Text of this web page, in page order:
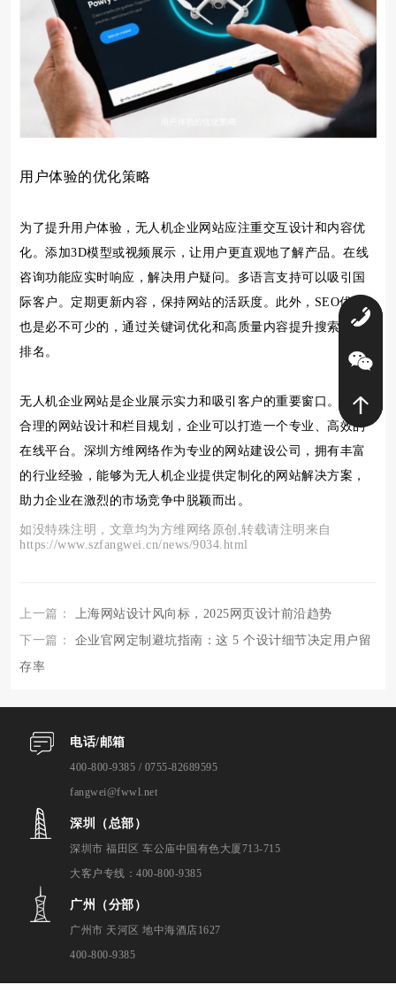
用户体验的优化策略
为了提升用户体验，无人机企业网站应注重交互设计和内容优
化。添加3D模型或视频展示，让用户更直观地了解产品。在线
咨询功能应实时响应，解决用户疑问。多语言支持可以吸引国
际客户。定期更新内容，保持网站的活跃度。此外，SEO优化
也是必不可少的，通过关键词优化和高质量内容提升搜索引擎
排名。
无人机企业网站是企业展示实力和吸引客户的重要窗口。通过
合理的网站设计和栏目规划，企业可以打造一个专业、高效的
在线平台。深圳方维网络作为专业的网站建设公司，拥有丰富
的行业经验，能够为无人机企业提供定制化的网站解决方案，
助力企业在激烈的市场竞争中脱颖而出。
如没特殊注明，文章均为方维网络原创,转载请注明来自
https://www.szfangwei.cn/news/9034.html
上一篇： 上海网站设计风向标，2025网页设计前沿趋势
下一篇： 企业官网定制避坑指南：这 5 个设计细节决定用户留
存率
电话/邮箱
400-800-9385 / 0755-82689595
fangwei@fwwl.net
深圳（总部）
深圳市 福田区 车公庙中国有色大厦713-715
大客户专线：400-800-9385
广州（分部）
广州市 天河区 地中海酒店1627
400-800-9385